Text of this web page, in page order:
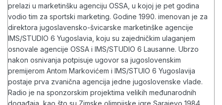
prelazi u marketinšku agenciju OSSA, u kojoj je pet godina
vodio tim za sportski marketing. Godine 1990. imenovan je za
direktora jugoslavensko-švicarske marketinške agencije
IMS/STUDIO 6 Yugoslavia, koju su zajedničkim ulaganjem
osnovale agencije OSSA i IMS/STUDIO 6 Lausanne. Ubrzo
nakon osnivanja potpisuje ugovor sa jugoslovenskim
premijerom Antom Markovićem i IMS/STUIO 6 Yugoslavija
postaje prva zvanična agencija jedne jugoslovenske vlade.
Radio je na sponzorskim projektima velikih međunarodnih